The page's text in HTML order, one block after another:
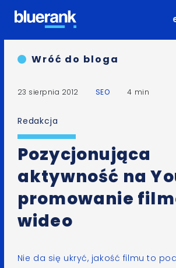
Wróć do bloga
23 sierpnia 2012 SEO 4 min
Redakcja
Pozycjonująca
aktywność na
promowanie
wideo
Nie da się ukryć, jakość filmu to